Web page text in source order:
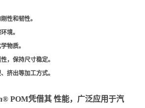
性和韧性。
境。
物质。
，保持尺寸稳定。
挤出等加工方式。
POM凭借其 性能，广泛应用于汽